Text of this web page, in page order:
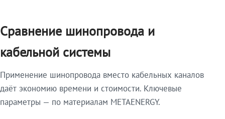
Сравнение шинопровода и
кабельной системы
Применение шинопровода вместо кабельных каналов
даёт экономию времени и стоимости. Ключевые
параметры — по материалам METAENERGY.